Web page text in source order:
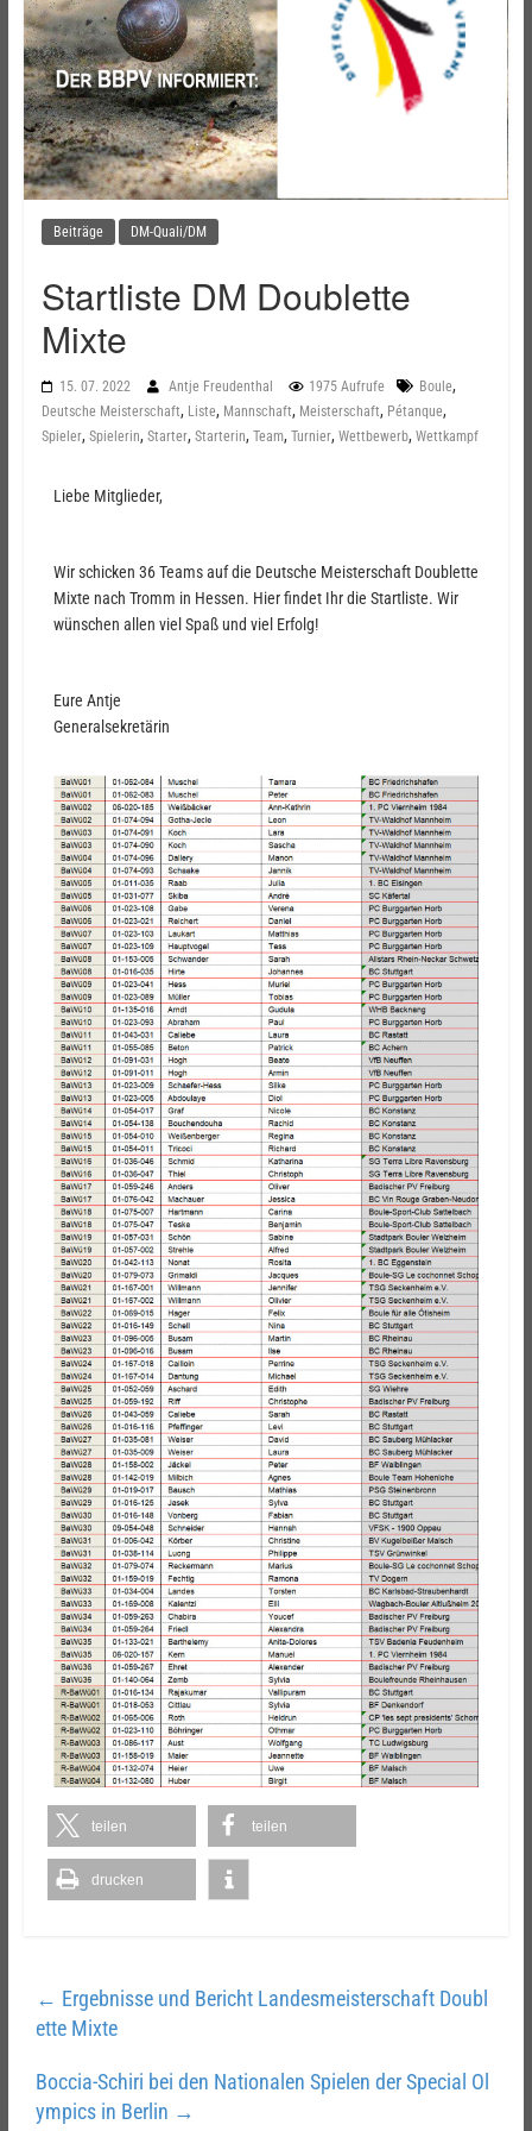
Beiträge DM-Quali/DM
Startliste DM Doublette
Mixte
15. 07. 2022 Antje Freudenthal 1975 Aufrufe Boule,
Deutsche Meisterschaft, Liste, Mannschaft, Meisterschaft, Pétanque,
Spieler, Spielerin, Starter, Starterin, Team, Turnier, Wettbewerb, Wettkampf
Liebe Mitglieder,
Wir schicken 36 Teams auf die Deutsche Meisterschaft Doublette
Mixte nach Tromm in Hessen. Hier findet Ihr die Startliste. Wir
wünschen allen viel Spaß und viel Erfolg!
Eure Antje
Generalsekretärin
teilen teilen
drucken
← Ergebnisse und Bericht Landesmeisterschaft Doubl
ette Mixte
Boccia-Schiri bei den Nationalen Spielen der Special Ol
ympics in Berlin →